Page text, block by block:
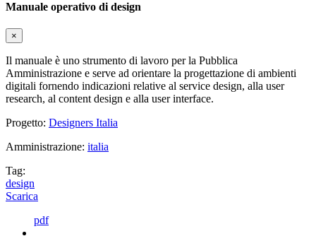
Manuale operativo di design
×
Il manuale è uno strumento di lavoro per la Pubblica
Amministrazione e serve ad orientare la progettazione di ambienti
digitali fornendo indicazioni relative al service design, alla user
research, al content design e alla user interface.
Progetto: Designers Italia
Amministrazione: italia
Tag:
design
Scarica
pdf